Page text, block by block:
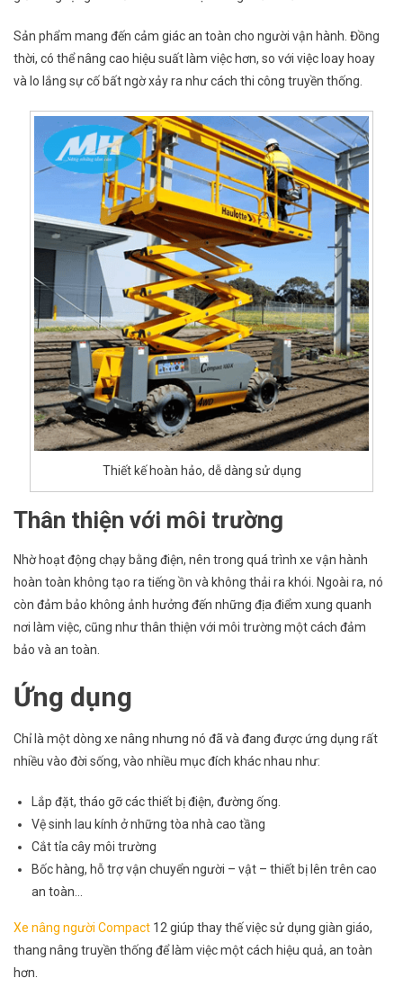
Sản phẩm mang đến cảm giác an toàn cho người vận hành. Đồng
thời, có thể nâng cao hiệu suất làm việc hơn, so với việc loay hoay
và lo lắng sự cố bất ngờ xảy ra như cách thi công truyền thống.
Thiết kế hoàn hảo, dễ dàng sử dụng
Thân thiện với môi trường
Nhờ hoạt động chạy bằng điện, nên trong quá trình xe vận hành
hoàn toàn không tạo ra tiếng ồn và không thải ra khói. Ngoài ra, nó
còn đảm bảo không ảnh hưởng đến những địa điểm xung quanh
nơi làm việc, cũng như thân thiện với môi trường một cách đảm
bảo và an toàn.
Ứng dụng
Chỉ là một dòng xe nâng nhưng nó đã và đang được ứng dụng rất
nhiều vào đời sống, vào nhiều mục đích khác nhau như:
Lắp đặt, tháo gỡ các thiết bị điện, đường ống.
Vệ sinh lau kính ở những tòa nhà cao tầng
Cắt tỉa cây môi trường
Bốc hàng, hỗ trợ vận chuyển người – vật – thiết bị lên trên cao
an toàn…
Xe nâng người Compact 12 giúp thay thế việc sử dụng giàn giáo,
thang nâng truyền thống để làm việc một cách hiệu quả, an toàn
hơn.